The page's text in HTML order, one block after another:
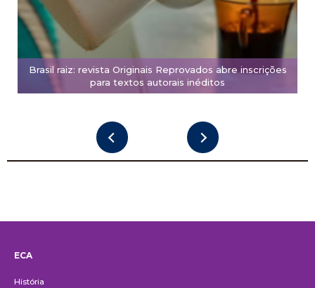
Brasil raiz: revista Originais Reprovados abre inscrições
para textos autorais inéditos
ECA
História